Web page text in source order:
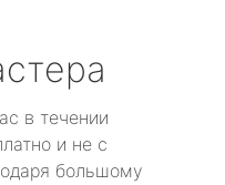
в течении
и не с
большому